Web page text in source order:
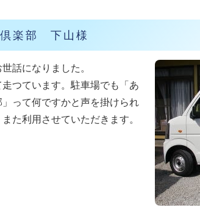
楽部 下山様
話になりました。
つています。駐車場でも「あ
」って何ですかと声を掛けられ
た利用させていただきます。